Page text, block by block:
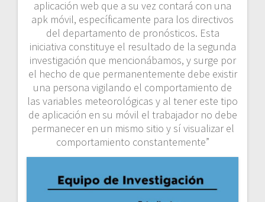
aplicación web que a su vez contará con una
apk móvil, específicamente para los directivos
del departamento de pronósticos. Esta
iniciativa constituye el resultado de la segunda
investigación que mencionábamos, y surge por
el hecho de que permanentemente debe existir
una persona vigilando el comportamiento de
las variables meteorológicas y al tener este tipo
de aplicación en su móvil el trabajador no debe
permanecer en un mismo sitio y sí visualizar el
comportamiento constantemente”